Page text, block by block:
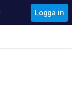
Logga in